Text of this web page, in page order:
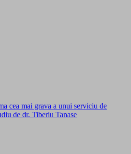
cea mai grava a unui serviciu de
de dr. Tiberiu Tanase